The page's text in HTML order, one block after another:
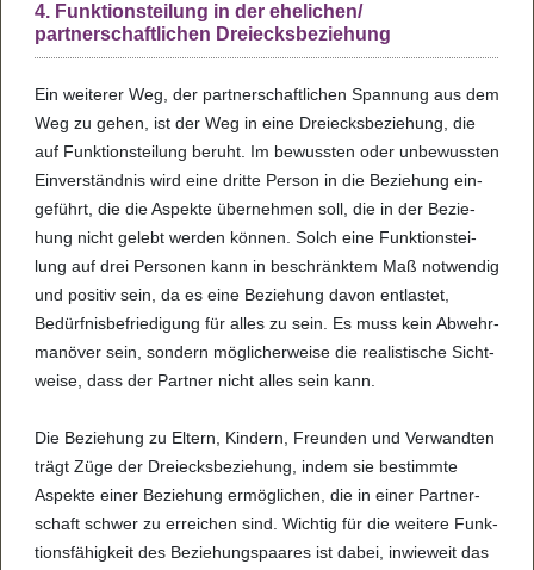
4. Funktionsteilung in der ehelichen/
partnerschaftlichen Dreiecksbeziehung
Ein wei­te­rer Weg, der part­ner­schaft­li­chen Span­nung aus dem
Weg zu gehen, ist der Weg in eine Drei­ecks­be­zie­hung, die
auf Funk­ti­ons­tei­lung beruht. Im bewuss­ten oder unbe­wuss­ten
Ein­ver­ständ­nis wird eine dritte Per­son in die Bezie­hung ein­
ge­führt, die die Aspekte über­neh­men soll, die in der Bezie­
hung nicht gelebt wer­den kön­nen. Solch eine Funk­ti­ons­tei­
lung auf drei Per­so­nen kann in beschränk­tem Maß not­wen­dig
und posi­tiv sein, da es eine Bezie­hung davon ent­las­tet,
Bedürf­nis­be­frie­di­gung für alles zu sein. Es muss kein Abwehr­
ma­nö­ver sein, son­dern mög­li­cher­weise die rea­lis­ti­sche Sicht­
weise, dass der Part­ner nicht alles sein kann.
Die Bezie­hung zu Eltern, Kin­dern, Freun­den und Ver­wand­ten
trägt Züge der Drei­ecks­be­zie­hung, indem sie bestimmte
Aspekte einer Bezie­hung ermög­li­chen, die in einer Part­ner­
schaft schwer zu errei­chen sind. Wich­tig für die wei­tere Funk­
ti­ons­fä­hig­keit des Bezie­hungs­paa­res ist dabei, inwie­weit das